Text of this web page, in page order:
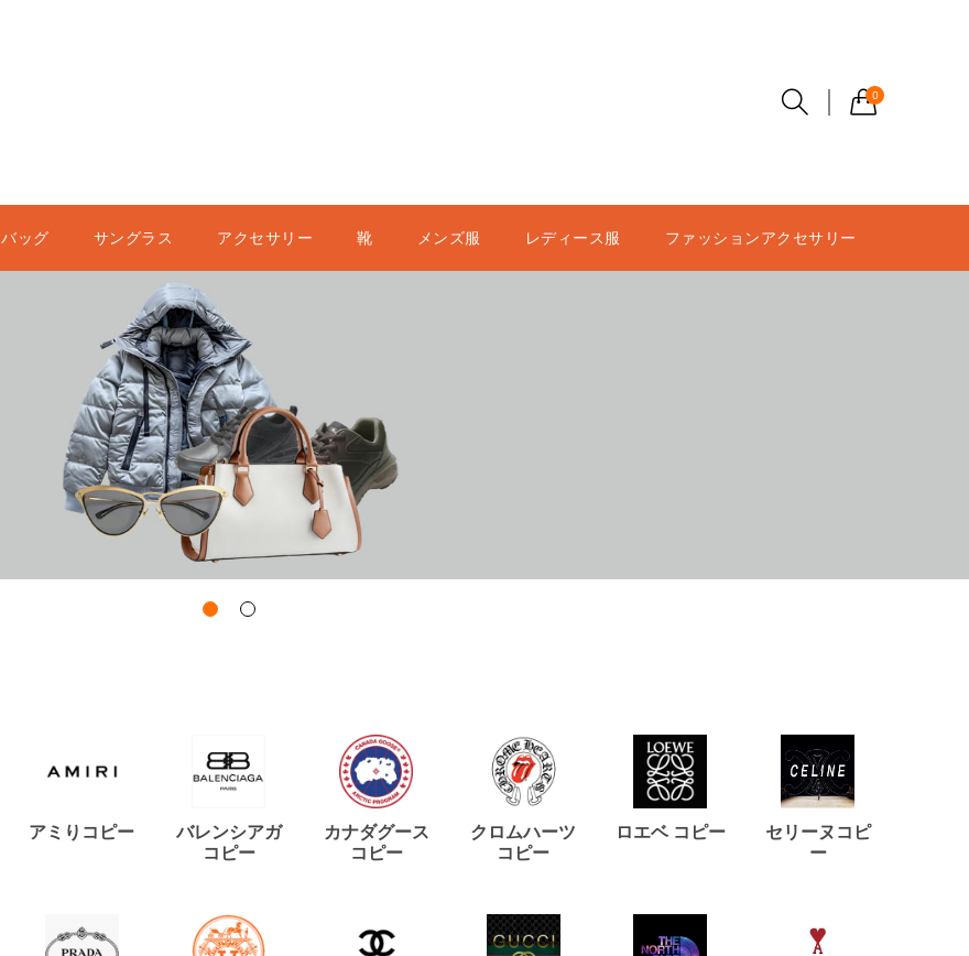
0
バッグ サングラス アクセサリー 靴 メンズ服 レディース服 ファッションアクセサリー
アミりコピー
バレンシアガ
コピー
カナダグース
コピー
クロムハーツ
コピー
ロエベ コピー
セリーヌコピ
ー